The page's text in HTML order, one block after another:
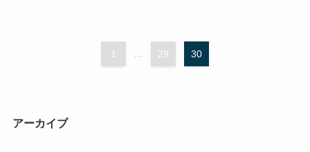
1 29 30
アーカイブ